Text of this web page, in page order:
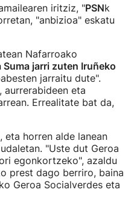
iritziz, "PSNk
"anbizioa" eskatu
Nafarroako
jarri zuten Iruñeko
jarraitu dute".
aurrerabideen eta
Errealitate bat da,
horren alde lanean
"Uste dut Geroa
egonkortzeko", azaldu
prest dago berriro, baina
Geroa Socialverdes eta